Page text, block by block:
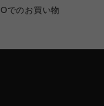
でのお買い物